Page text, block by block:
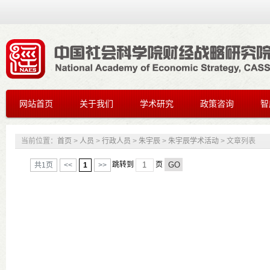
网站首页 关于我们 学术研究 政策咨询
当前位置： 首页 > 人员 > 行政人员 > 朱宇辰 > 朱宇辰学术活动 > 文章列表
共1页 << 1 >> 跳转到 页